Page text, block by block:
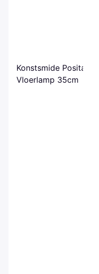
Konstsmide Positano
Vloerlamp 35cm